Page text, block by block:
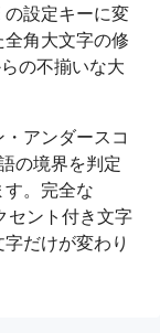
の設定キーに変
角大文字の修
の不揃いな大
アンダースコ
の境界を判定
。完全な
セント付き文字
だけが変わり